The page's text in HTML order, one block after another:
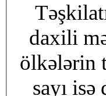
daxili
ölkələrin
sayı